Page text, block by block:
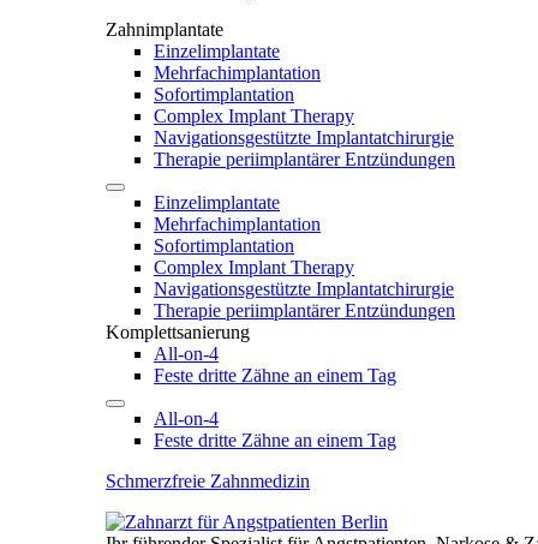
Zahnimplantate
Einzelimplantate
Mehrfachimplantation
Sofortimplantation
Complex Implant Therapy
Navigationsgestützte Implantatchirurgie
Therapie periimplantärer Entzündungen
Einzelimplantate
Mehrfachimplantation
Sofortimplantation
Complex Implant Therapy
Navigationsgestützte Implantatchirurgie
Therapie periimplantärer Entzündungen
Komplettsanierung
All-on-4
Feste dritte Zähne an einem Tag
All-on-4
Feste dritte Zähne an einem Tag
Schmerzfreie Zahnmedizin